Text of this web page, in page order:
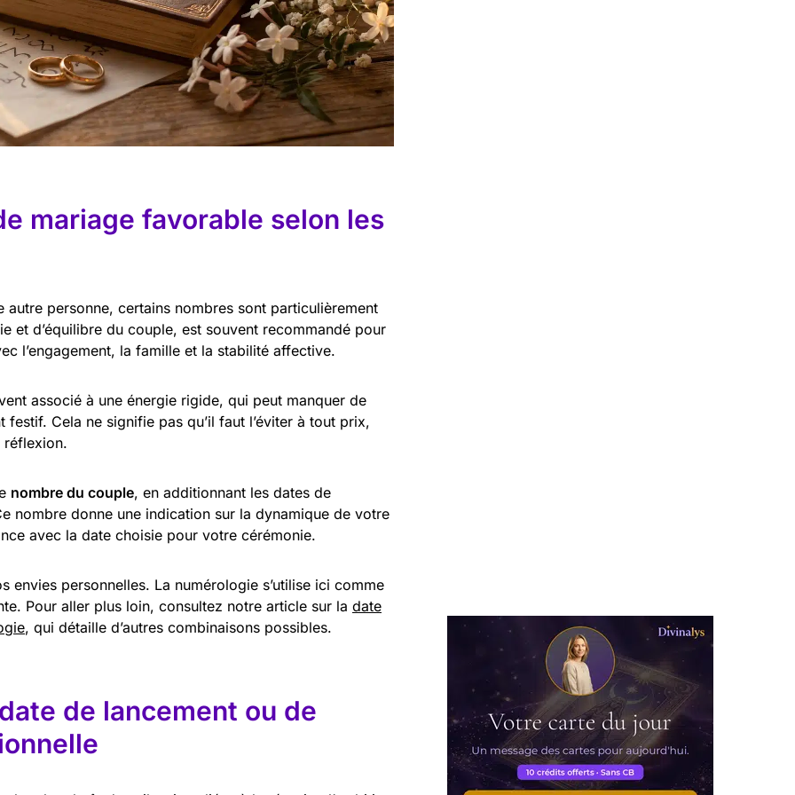
mariage favorable selon les
autre personne, certains nombres sont particulièrement
et d’équilibre du couple, est souvent recommandé pour
l’engagement, la famille et la stabilité affective.
associé à une énergie rigide, qui peut manquer de
festif. Cela ne signifie pas qu’il faut l’éviter à tout prix,
réflexion.
nombre du couple, en additionnant les dates de
nombre donne une indication sur la dynamique de votre
avec la date choisie pour votre cérémonie.
envies personnelles. La numérologie s’utilise ici comme
Pour aller plus loin, consultez notre article sur la date
, qui détaille d’autres combinaisons possibles.
de lancement ou de